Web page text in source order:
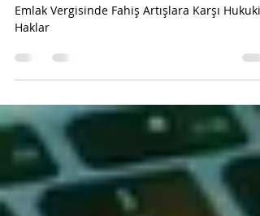
Artışlara Karşı Hukuki Haklar
Haklar